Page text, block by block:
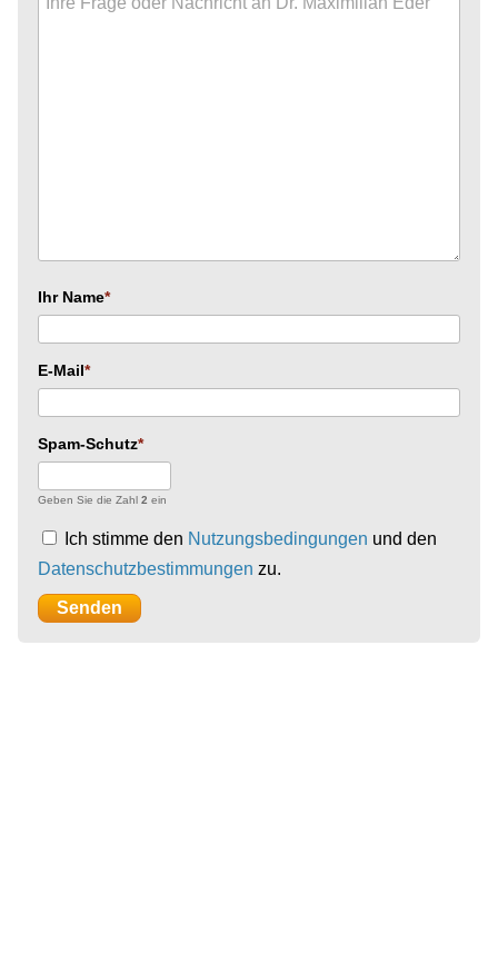
Ihr Name
E-Mail
Spam-Schutz
Geben Sie die Zahl 2 ein
Ich stimme den Nutzungsbedingungen und den
Datenschutzbestimmungen zu.